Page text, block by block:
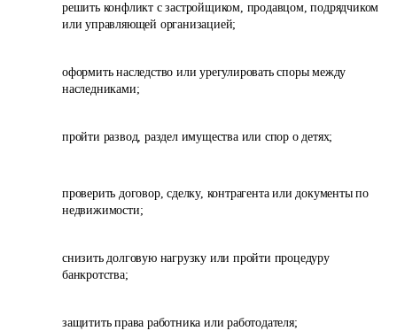
решить конфликт с застройщиком, продавцом, подрядчиком
или управляющей организацией;
оформить наследство или урегулировать споры между
наследниками;
пройти развод, раздел имущества или спор о детях;
проверить договор, сделку, контрагента или документы по
недвижимости;
снизить долговую нагрузку или пройти процедуру
банкротства;
защитить права работника или работодателя;